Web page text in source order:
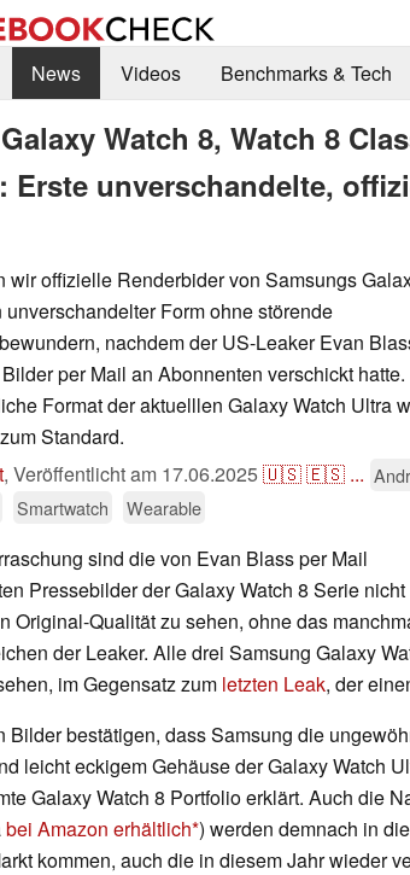
News Videos Benchmarks & Tech
Watch 8, Watch 8
Erste unverschandelte,
wir offizielle Renderbider von Samsungs
unverschandelter Form ohne störende
nachdem der US-Leaker Evan
per Mail an Abonnenten verschickt
Format der aktuelllen Galaxy Watch Ultra
Standard.
, Veröffentlicht am 17.06.2025🇺🇸🇪🇸 ...
Smartwatch Wearable
sind die von Evan Blass per Mail
Pressebilder der Galaxy Watch 8 Serie
Original-Qualität zu sehen, ohne das
der Leaker. Alle drei Samsung Galaxy
im Gegensatz zum letzten Leak, der
Bilder bestätigen, dass Samsung die
leicht eckigem Gehäuse der Galaxy Watch
Galaxy Watch 8 Portfolio erklärt. Auch die
bei Amazon erhältlich ) werden demnach in
kommen, auch die in diesem Jahr wieder